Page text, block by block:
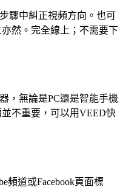
驟中糾正視頻方向。也可
然。完全線上；不需要下
，無論是PC還是智能手機
不重要，可以用VEED快
頻道或Facebook頁面標